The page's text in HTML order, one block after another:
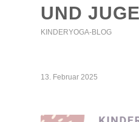
UND
KINDERYOGA-BLOG
13. Februar 2025